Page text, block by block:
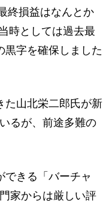
終損益はなんとか
時としては過去最
黒字を確保しました
山北栄二郎氏が新
るが、前途多難の
きる「バーチャ
家からは厳しい評